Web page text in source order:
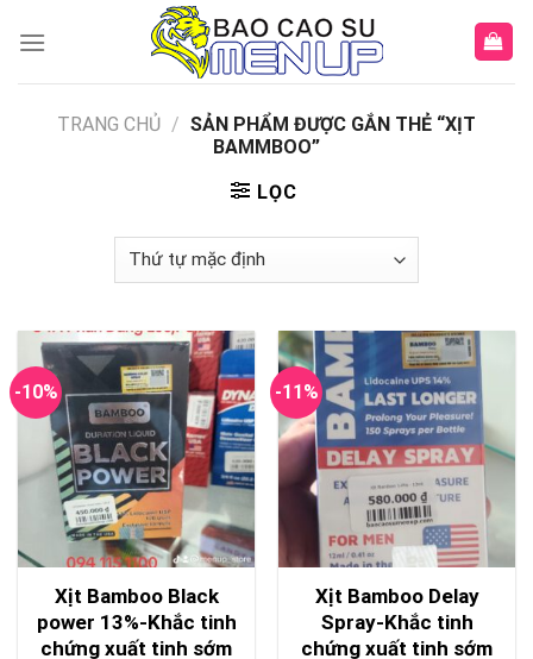
TRANG CHỦ / SẢN PHẨM ĐƯỢC GẮN THẺ “XỊT
BAMMBOO”
LỌC
-10%
Xịt Bamboo Black
power 13%-Khắc tinh
chứng xuất tinh sớm
-11%
Xịt Bamboo Delay
Spray-Khắc tinh
chứng xuất tinh sớm